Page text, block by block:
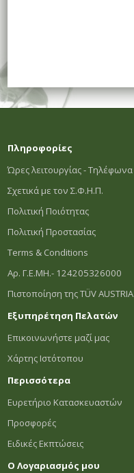
Πληροφορίες
Ώρες λειτουργίας - Τηλέφωνα
Σχετικά με τον Σ.Φ.Η.Π.
Πολιτική Ποιότητας
Πολιτική Προστασίας
Terms & Conditions
Αρ. Γ.Ε.ΜΗ.- 124205326000
Πιστοποίηση της TÜV AUSTRIA
Εξυπηρέτηση Πελατών
Επικοινωνήστε μαζί μας
Χάρτης Ιστότοπου
Περισσότερα
Ευρετήριο Κατασκευαστών
Προσφορές
Ειδικές Εκπτώσεις
Ο Λογαριασμός μου